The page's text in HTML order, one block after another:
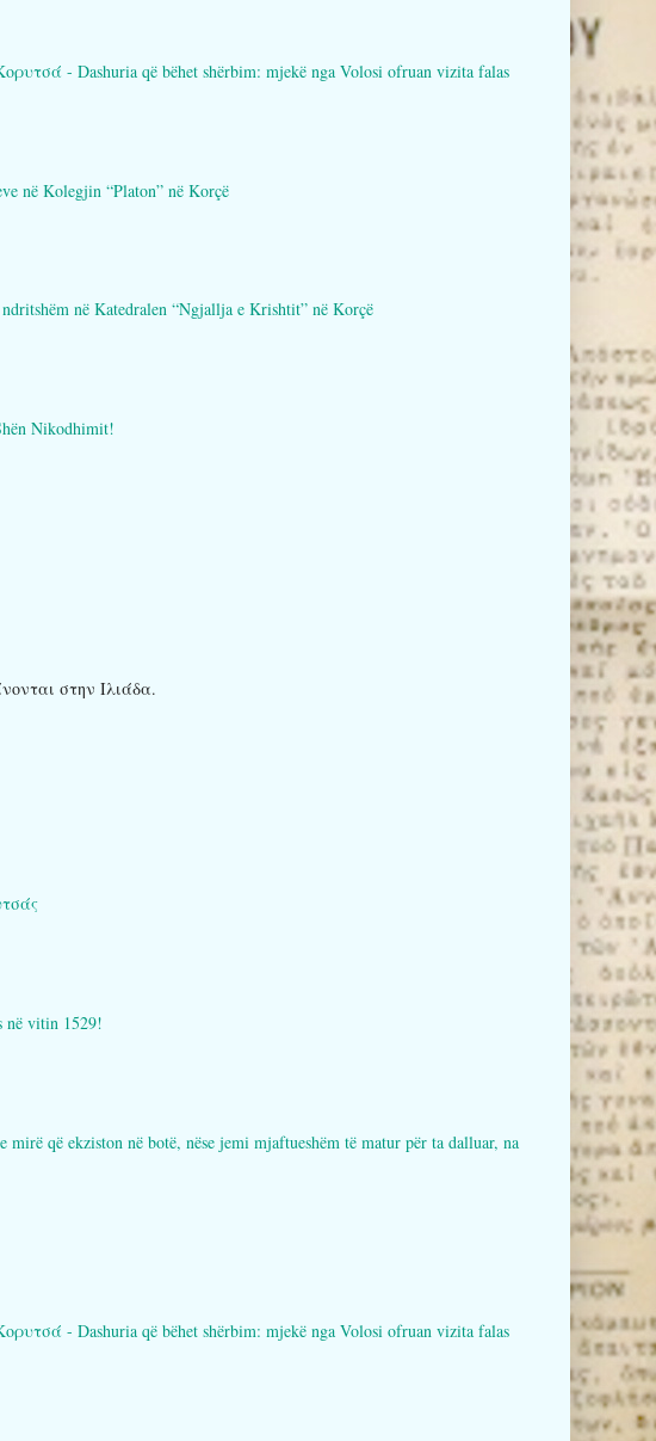
- Dashuria që bëhet shërbim: mjekë nga Volosi ofruan vizita falas
në Kolegjin “Platon” në Korçë
në Katedralen “Ngjallja e Krishtit” në Korçë
Nikodhimit!
στην Ιλιάδα.
në vitin 1529!
që ekziston në botë, nëse jemi mjaftueshëm të matur për ta dalluar, na
- Dashuria që bëhet shërbim: mjekë nga Volosi ofruan vizita falas